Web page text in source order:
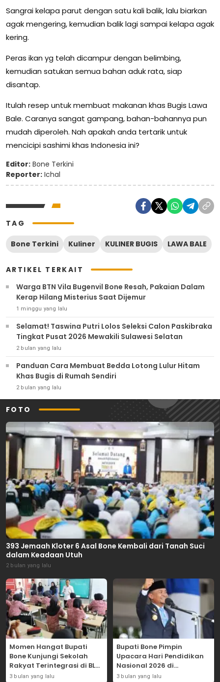
Sangrai kelapa parut dengan satu kali balik, lalu biarkan
agak mengering, kemudian balik lagi sampai kelapa agak
kering.
Peras ikan yg telah dicampur dengan belimbing,
kemudian satukan semua bahan aduk rata, siap
disantap.
Itulah resep untuk membuat makanan khas Bugis Lawa
Bale. Caranya sangat gampang, bahan-bahannya pun
mudah diperoleh. Nah apakah anda tertarik untuk
mencicipi sashimi khas Indonesia ini?
Editor: Bone Terkini
Reporter: Ichal
TAG
Bone Terkini Kuliner KULINER BUGIS LAWA BALE
ARTIKEL TERKAIT
Warga BTN Vila Bugenvil Bone Resah, Pakaian Dalam
Kerap Hilang Misterius Saat Dijemur
1 minggu yang lalu
Selamat! Taswina Putri Lolos Seleksi Calon Paskibraka
Tingkat Pusat 2026 Mewakili Sulawesi Selatan
2 bulan yang lalu
Panduan Cara Membuat Bedda Lotong Lulur Hitam
Khas Bugis di Rumah Sendiri
2 bulan yang lalu
FOTO
393 Jemaah Kloter 6 Asal Bone Kembali dari Tanah Suci
dalam Keadaan Utuh
2 bulan yang lalu
Momen Hangat Bupati
Bone Kunjungi Sekolah
Rakyat Terintegrasi di BLK
Bajoe
3 bulan yang lalu
Bupati Bone Pimpin
Upacara Hari Pendidikan
Nasional 2026 di
Lapangan Merdeka
3 bulan yang lalu